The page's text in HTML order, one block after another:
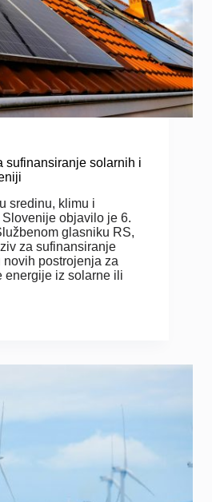
sufinansiranje solarnih i
sredinu, klimu i
objavilo je 6.
glasniku RS,
za sufinansiranje
postrojenja za
energije iz solarne ili